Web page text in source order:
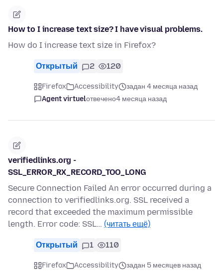
How to I increase text size? I have visual problems.
How do I increase text size in Firefox?
Открытый 2 120
Firefox Accessibility
задан 4 месяца назад
Agent virtuelотвечено4 месяца назад
verifiedlinks.org -
SSL_ERROR_RX_RECORD_TOO_LONG
Secure Connection Failed An error occurred during a
connection to verifiedlinks.org. SSL received a
record that exceeded the maximum permissible
length. Error code: SSL… (читать ещё)
Открытый 1 110
Firefox Accessibility
задан 5 месяцев назад